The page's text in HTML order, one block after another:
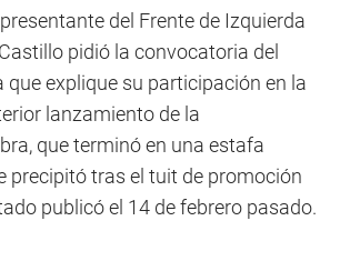
del Frente de Izquierda
Castillo pidió la convocatoria del
que explique su participación en la
lanzamiento de la
que terminó en una estafa
precipitó tras el tuit de promoción
publicó el 14 de febrero pasado.